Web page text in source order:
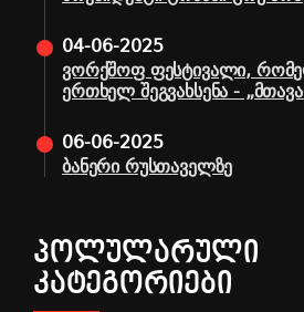
04-06-2025
ვორქშოფ ფესტივალი,
ერთხელ შეგვახსენა -
06-06-2025
ბანერი რუსთაველზე
ᲞᲝᲚᲣᲚᲐᲠᲣᲚᲘ
ᲙᲐᲢᲔᲒᲝᲠᲘᲔᲑᲘ